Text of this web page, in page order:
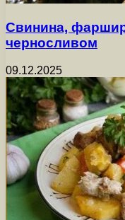
Свинина,
черносливом
09.12.2025